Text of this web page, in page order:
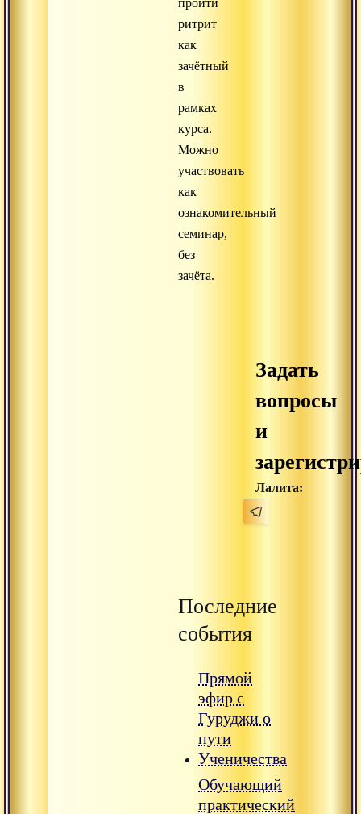
пройти
ритрит
как
зачётный
в
рамках
курса.
Можно
участвовать
как
ознакомительный
семинар,
без
зачёта.
Задать
вопросы
и
Лалита:
Последние
события
Прямой
эфир с
Гуруджи о
пути
Ученичества
Обучающий
практический